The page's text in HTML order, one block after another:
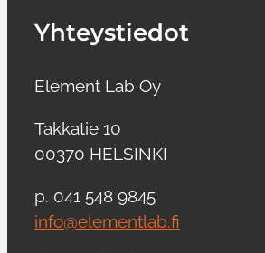
Yhteystiedot
Element Lab Oy
Takkatie 10
00370 HELSINKI
p. 041 548 9845
info@elementlab.fi